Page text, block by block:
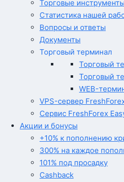
Торговые инструменты
Статистика нашей
Вопросы и ответы
Документы
Торговый терминал
Торговый
Торговый
WEB-
VPS-сервер
Сервис FreshForex
Акции и бонусы
+10% к пополнению
300% на каждое
101% под просадку
Cashback